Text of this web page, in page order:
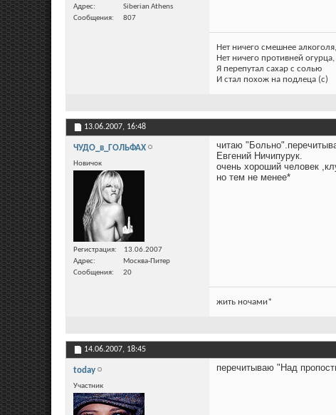
Адрес
Siberian Athens
Сообщения
807
Нет ничего смешнее алкоголя,
Нет ничего противней огурца,
Я перепутал сахар с солью
И стал похож на подлеца (с)
13.06.2007, 16:48
ЧУДО_в_ГОЛЬФАХ
Новичок
Регистрация
13.06.2007
Адрес
Москва-Питер
Сообщения
20
читаю
Евгений Ничипурук.
очень хороший человек
но тем не менее*
жить ночами*
14.06.2007, 18:45
today
Участник
перечитываю "Над